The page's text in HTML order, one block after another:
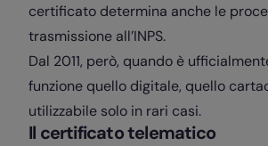
certificato determina anche le
trasmissione all’INPS.
Dal 2011, però, quando è
funzione quello digitale, quello
utilizzabile solo in rari casi.
Il certificato telematico